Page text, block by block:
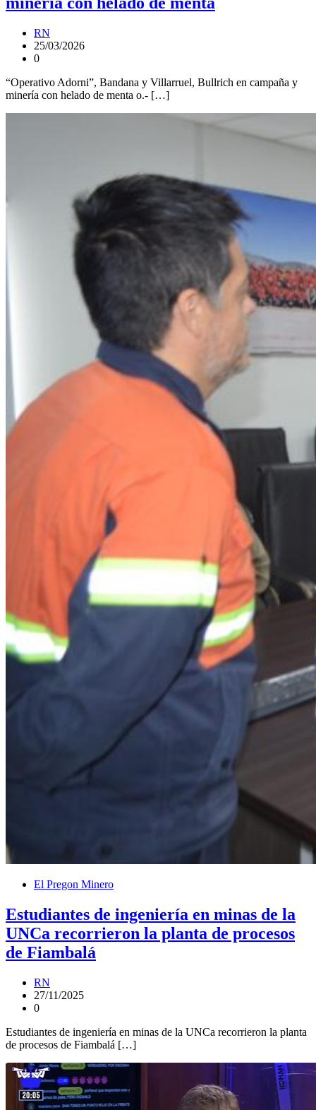
RN
25/03/2026
0
“Operativo Adorni”, Bandana y Villarruel, Bullrich en campaña y
minería con helado de menta o.- […]
El Pregon Minero
Estudiantes de ingeniería en minas de la
UNCa recorrieron la planta de procesos
de Fiambalá
RN
27/11/2025
0
Estudiantes de ingeniería en minas de la UNCa recorrieron la planta
de procesos de Fiambalá […]